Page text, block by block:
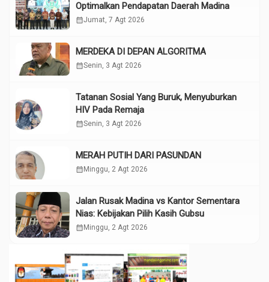
Optimalkan Pendapatan Daerah Madina
calendar_monthJumat, 7 Agt 2026
MERDEKA DI DEPAN ALGORITMA
calendar_monthSenin, 3 Agt 2026
Tatanan Sosial Yang Buruk, Menyuburkan
HIV Pada Remaja
calendar_monthSenin, 3 Agt 2026
MERAH PUTIH DARI PASUNDAN
calendar_month Minggu, 2 Agt 2026
Jalan Rusak Madina vs Kantor Sementara
Nias: Kebijakan Pilih Kasih Gubsu
calendar_month Minggu, 2 Agt 2026